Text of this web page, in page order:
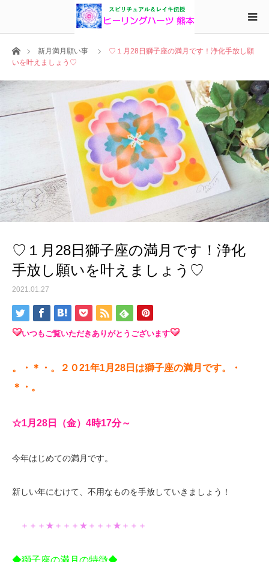
ホーム新月満月願い事
♡１月28日獅子座の満月です！浄化手放し願
いを叶えましょう♡
♡１月28日獅子座の満月です！浄化
手放し願いを叶えましょう♡
2021.01.27
いつもご覧いただきありがとうございます
。・＊・。２０21年1月28日は獅子座の満月です。・
＊・。
☆1月28 日（金）4時17分～
今年はじめての満月です。
新しい年にむけて、不用なものを手放していきましょう！
＋＋＋★＋＋＋★＋＋＋★＋＋＋
◆獅子座の満月の特徴◆